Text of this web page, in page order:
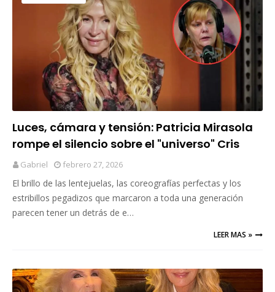
Luces, cámara y tensión: Patricia Mirasola
rompe el silencio sobre el "universo" Cris
Morena
Gabriel febrero 27, 2026
El brillo de las lentejuelas, las coreografías perfectas y los
estribillos pegadizos que marcaron a toda una generación
parecen tener un detrás de e…
LEER MAS »